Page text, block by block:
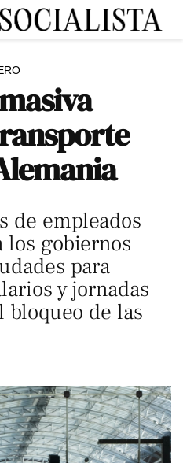
de empleados
los gobiernos
para
y jornadas
bloqueo de las